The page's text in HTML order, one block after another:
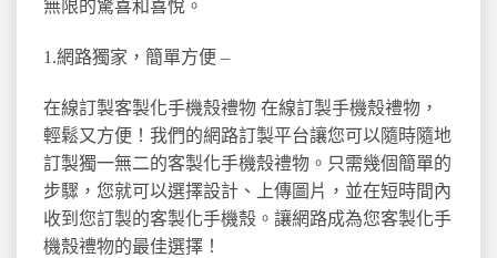
無限的驚喜和喜悅。
1.網路獨家，簡單方便 –
在線訂製客製化手機殼禮物 在線訂製手機殼禮物，
輕鬆又方便！我們的網路訂製平台讓您可以隨時隨地
訂製獨一無二的客製化手機殼禮物。只需幾個簡單的
步驟，您就可以選擇設計、上傳圖片，並在短時間內
收到您訂製的客製化手機殼。讓網路成為您客製化手
機殼禮物的最佳選擇！